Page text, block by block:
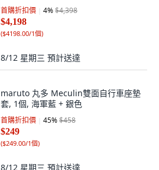
首購折扣價 4%$4,398
$4,198
($4198.00/1個)
8/12 星期三 預計送達
maruto 丸多 Meculin雙面自行車座墊
套, 1個, 海軍藍 + 銀色
首購折扣價 45%$458
$249
($249.00/1個)
8/12 星期三 預計送達